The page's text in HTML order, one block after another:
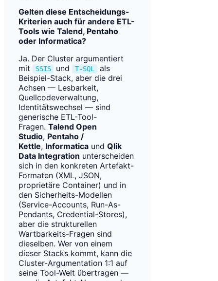
Gelten diese Entscheidungs-
Kriterien auch für andere ETL-
Tools wie Talend, Pentaho
oder Informatica?
Ja. Der Cluster argumentiert
mit
SSIS und T-SQL
als
Beispiel-Stack, aber die drei
Achsen — Lesbarkeit,
Quellcodeverwaltung,
Identitätswechsel — sind
generische ETL-Tool-
Fragen. Talend Open
Studio, Pentaho /
Kettle, Informatica und Qlik
Data Integration unterscheiden
sich in den konkreten Artefakt-
Formaten (XML, JSON,
proprietäre Container) und in
den Sicherheits-Modellen
(Service-Accounts, Run-As-
Pendants, Credential-Stores),
aber die strukturellen
Wartbarkeits-Fragen sind
dieselben. Wer von einem
dieser Stacks kommt, kann die
Cluster-Argumentation 1:1 auf
seine Tool-Welt übertragen —